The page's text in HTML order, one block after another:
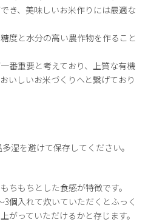
き、美味しいお米作りには最適な
度と水分の高い農作物を作ること
番重要と考えており、上質な有機
いしいお米づくりへと繋げており
湿を避けて保存してください。
ちもちとした食感が特徴です。
個入れて炊いていただくとふっく
がっていただけるかと存じます。